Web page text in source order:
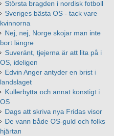
Största bragden i nordisk fotboll
Sveriges bästa OS - tack vare
kvinnorna
Nej, nej, Norge skojar man inte
bort längre
Suveränt, tjejerna är att lita på i
OS, ideligen
Edvin Anger antyder en brist i
landslaget
Kullerbytta och annat konstigt i
OS
Dags att skriva nya Fridas visor
De vann både OS-guld och folks
hjärtan